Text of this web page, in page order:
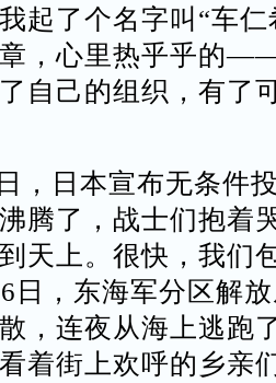
起了个名字叫“车仁
，心里热乎乎的
自己的组织，有了
，日本宣布无条件
腾了，战士们抱着
天上。很快，我们
日，东海军分区解
，连夜从海上逃跑
着街上欢呼的乡亲